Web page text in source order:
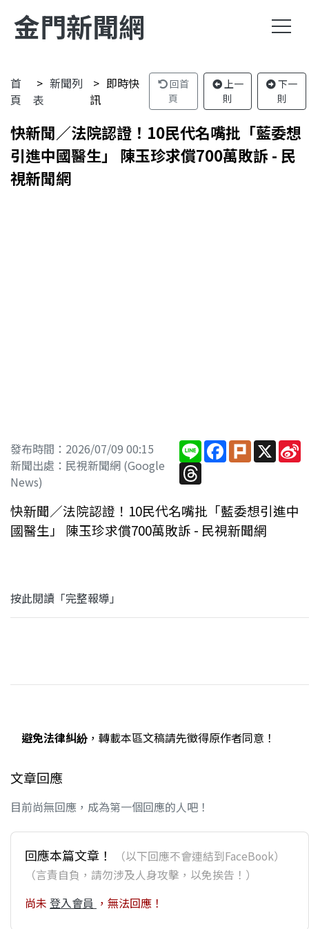
金門新聞網
首
頁
新聞列
表
即時快
訊
回首
頁
上一
則
下一
則
快新聞／法院認證！10民代名嘴批「藍委想
引進中國醫生」 陳玉珍求償700萬敗訴 - 民
視新聞網
發布時間：2026/07/09 00:15
新聞出處：民視新聞網 (Google
News)
LineFacebook
PlurkX
Threads
快新聞／法院認證！10民代名嘴批「藍委想引進中
國醫生」 陳玉珍求償700萬敗訴 - 民視新聞網
按此閱讀「完整報導」
避免法律糾紛，轉載本區文稿請先徵得原作者同意！
文章回應
目前尚無回應，成為第一個回應的人吧！
回應本篇文章！
（以下回應不會連結到FaceBook）
（言責自負，請勿涉及人身攻擊，以免挨告！）
尚未 登入會員 ，無法回應！